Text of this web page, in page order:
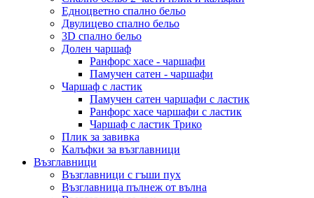
Eдноцветно спално бельо
Двулицево спално бельо
3D спално бельо
Долен чаршаф
Ранфорс хасе - чаршафи
Памучен сатен - чаршафи
Чаршаф с ластик
Памучен сатен чаршафи с ластик
Ранфорс хасе чаршафи с ластик
Чаршаф с ластик Трико
Плик за завивкa
Калъфки за възглавници
Възглавници
Възглавници с гъши пух
Възглавница пълнеж от вълна